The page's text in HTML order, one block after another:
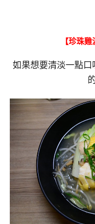
【珍珠
如果想要清淡一點